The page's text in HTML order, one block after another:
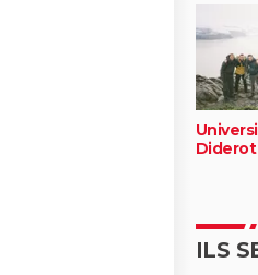
Diderot
ILS